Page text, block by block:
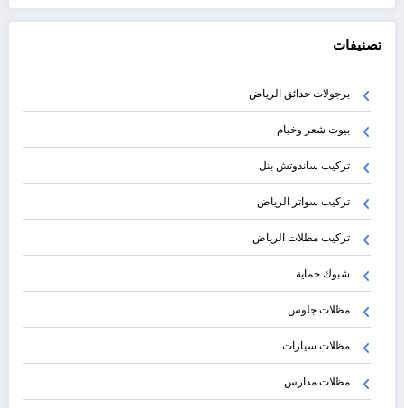
تصنيفات
برجولات حدائق الرياض
بيوت شعر وخيام
تركيب ساندوتش بنل
تركيب سواتر الرياض
تركيب مظلات الرياض
شبوك حماية
مظلات جلوس
مظلات سيارات
مظلات مدارس